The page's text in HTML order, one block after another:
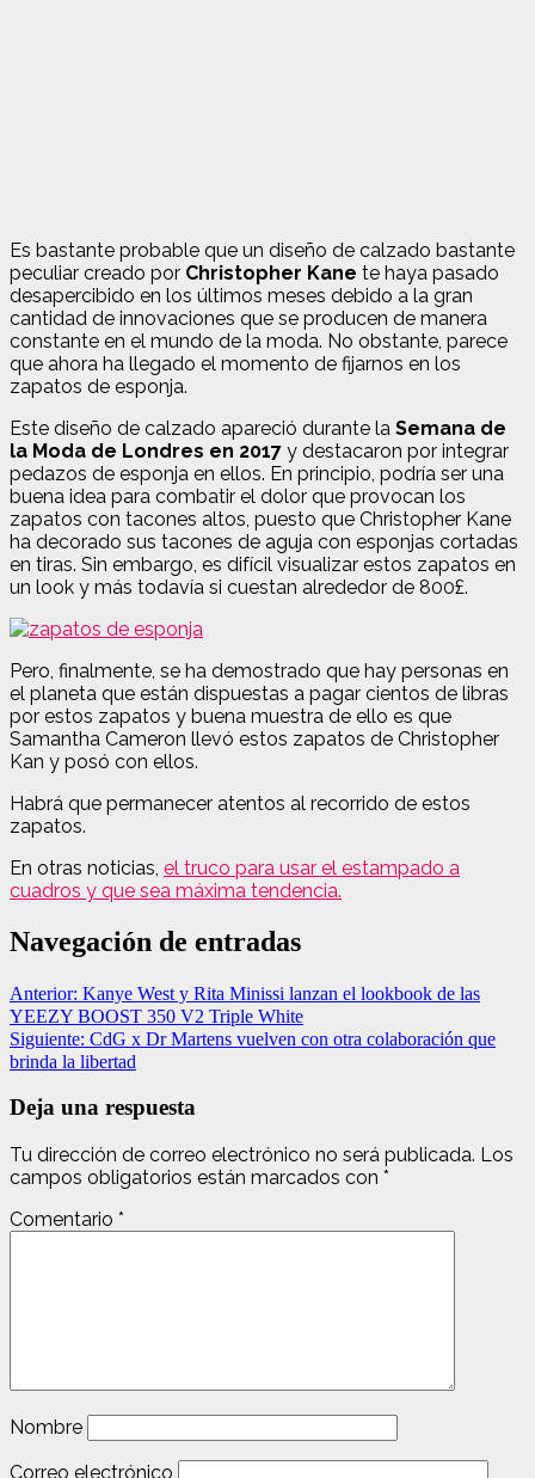
Es bastante probable que un diseño de calzado bastante
peculiar creado por Christopher Kane te haya pasado
desapercibido en los últimos meses debido a la gran
cantidad de innovaciones que se producen de manera
constante en el mundo de la moda. No obstante, parece
que ahora ha llegado el momento de fijarnos en los
zapatos de esponja.
Este diseño de calzado apareció durante la Semana de
la Moda de Londres en 2017 y destacaron por integrar
pedazos de esponja en ellos. En principio, podría ser una
buena idea para combatir el dolor que provocan los
zapatos con tacones altos, puesto que Christopher Kane
ha decorado sus tacones de aguja con esponjas cortadas
en tiras. Sin embargo, es difícil visualizar estos zapatos en
un look y más todavía si cuestan alrededor de 800£.
Pero, finalmente, se ha demostrado que hay personas en
el planeta que están dispuestas a pagar cientos de libras
por estos zapatos y buena muestra de ello es que
Samantha Cameron llevó estos zapatos de Christopher
Kan y posó con ellos.
Habrá que permanecer atentos al recorrido de estos
zapatos.
En otras noticias, el truco para usar el estampado a
cuadros y que sea máxima tendencia.
Navegación de entradas
Anterior: Kanye West y Rita Minissi lanzan el lookbook de las
YEEZY BOOST 350 V2 Triple White
Siguiente: CdG x Dr Martens vuelven con otra colaboración que
brinda la libertad
Deja una respuesta
Tu dirección de correo electrónico no será publicada. Los
campos obligatorios están marcados con *
Comentario *
Nombre
Correo electrónico